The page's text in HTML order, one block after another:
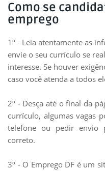
Como se
emprego
1º - Leia atentamente as
envie o seu currículo se
interesse. Se houver
caso você atenda a todos
2º - Desça até o final da
currículo, algumas vagas
telefone ou pedir envio
correto.
3º - O Emprego DF é um